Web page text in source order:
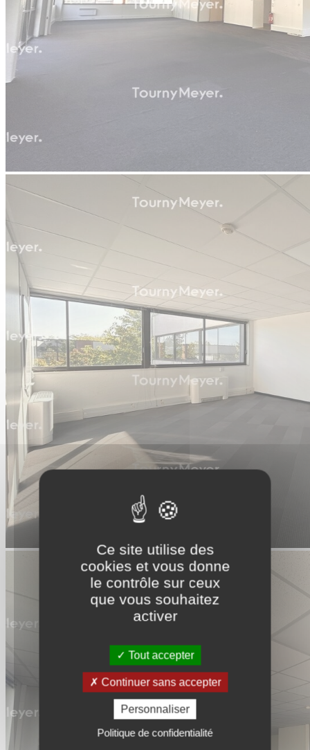
Ce site utilise des
cookies et vous donne
le contrôle sur ceux
que vous souhaitez
activer
Tout accepter
Continuer sans accepter
Personnaliser
Politique de confidentialité